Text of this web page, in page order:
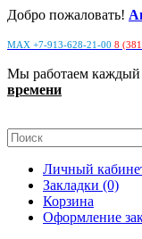
Добро пожаловать!
MAX +7-913-628-21-00 8
Мы работаем каждый
времени
Личный
Закладки (0)
Корзина
Оформление